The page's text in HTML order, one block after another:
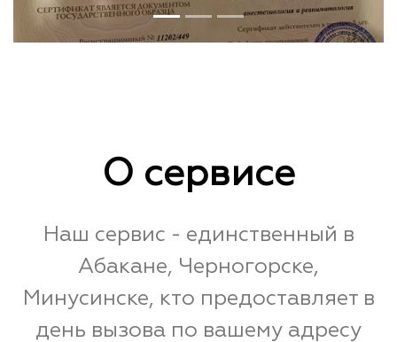
О сервисе
Наш сервис - единственный в
Абакане, Черногорске,
Минусинске, кто предоставляет в
день вызова по вашему адресу